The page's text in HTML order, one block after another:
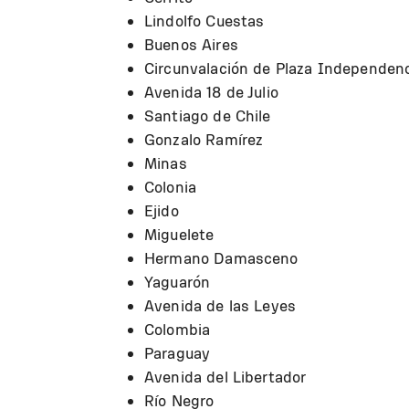
Lindolfo Cuestas
Buenos Aires
Circunvalación de Plaza
Avenida 18 de Julio
Santiago de Chile
Gonzalo Ramírez
Minas
Colonia
Ejido
Miguelete
Hermano Damasceno
Yaguarón
Avenida de las Leyes
Colombia
Paraguay
Avenida del Libertador
Río Negro